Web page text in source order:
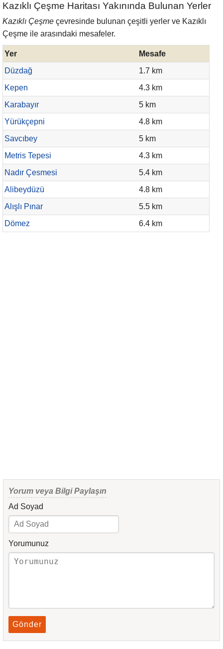
Kazıklı Çeşme Haritası Yakınında Bulunan Yerler
Kazıklı Çeşme çevresinde bulunan çeşitli yerler ve Kazıklı
Çeşme ile arasındaki mesafeler.
Yer
Mesafe
Düzdağ
1.7 km
Kepen
4.3 km
Karabayır
5 km
Yürükçepni
4.8 km
Savcıbey
5 km
Metris Tepesi
4.3 km
Nadır Çesmesi
5.4 km
Alibeydüzü
4.8 km
Alışlı Pınar
5.5 km
Dömez
6.4 km
Yorum veya Bilgi Paylaşın
Ad Soyad
Yorumunuz
Gönder